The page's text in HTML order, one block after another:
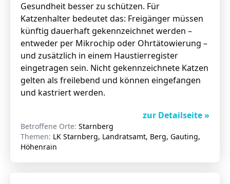
Gesundheit besser zu schützen. Für
Katzenhalter bedeutet das: Freigänger müssen
künftig dauerhaft gekennzeichnet werden –
entweder per Mikrochip oder Ohrtätowierung –
und zusätzlich in einem Haustierregister
eingetragen sein. Nicht gekennzeichnete Katzen
gelten als freilebend und können eingefangen
und kastriert werden.
zur Detailseite »
Betroffene Orte: Starnberg
Themen: LK Starnberg, Landratsamt, Berg, Gauting,
Höhenrain